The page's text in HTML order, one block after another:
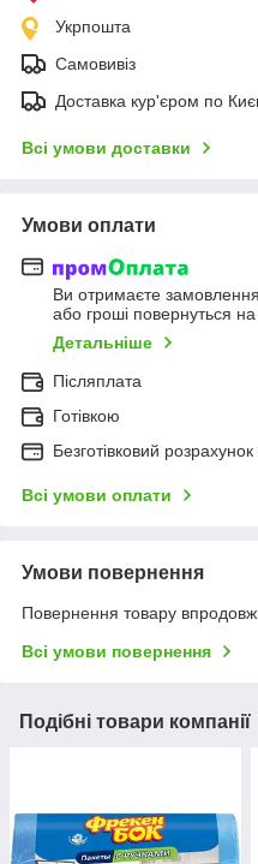
Укрпошта
Самовивіз
Доставка кур'єром по
Всі умови доставки
Умови оплати
Ви отримаєте замовлення
або гроші повернуться
Детальніше
Післяплата
Готівкою
Безготівковий розрахунок
Всі умови оплати
Умови повернення
Повернення товару
Всі умови повернення
Подібні товари компанії